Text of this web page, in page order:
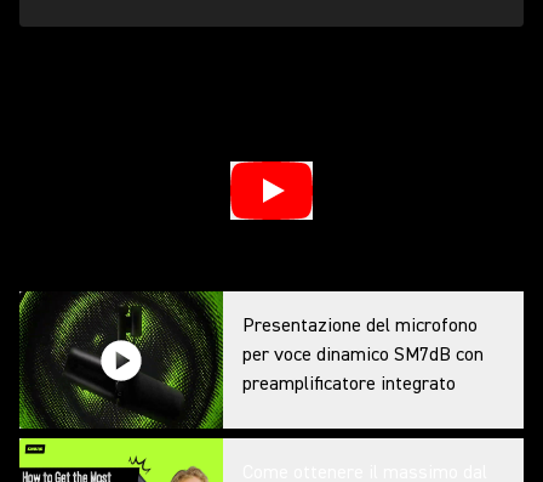
Presentazione del microfono
per voce dinamico SM7dB con
preamplificatore integrato